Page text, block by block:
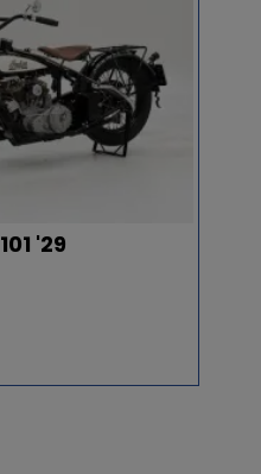
'29